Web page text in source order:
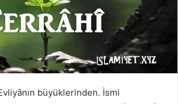
büyüklerinden. İsmi